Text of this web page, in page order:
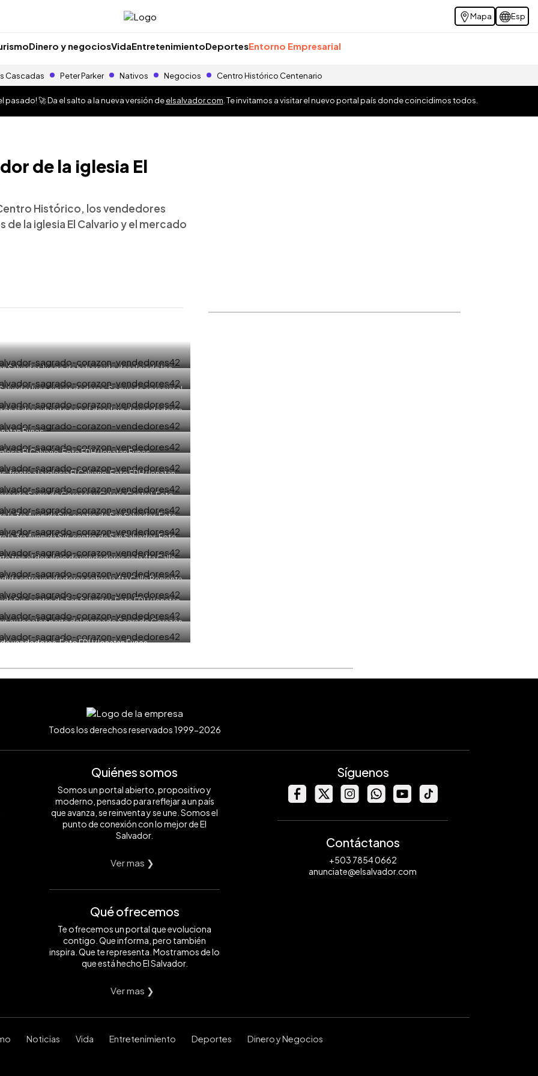
Mapa Esp
Dinero y negociosVidaEntretenimientoDeportesEntorno Empresarial
Cascadas Peter Parker Nativos Negocios Centro Histórico Centenario
pasado! 🚀 Da el salto a la nueva versión deelsalvador.com . Te invitamos a visitar el nuevo portal país donde coincidimos todos.
de la iglesia El
Histórico, los vendedores
la iglesia El Calvario y el mercado
WhatsApp
Copiar link
Salvador, luego de haber sido desalojado los
Jonatan Funes
luce sin vendedores. Se puede apreciar el
Foto EDH/Jonatan Funes
al descubierto con el desalojo de vendedores.
Funes
Funes
El Calvario. Foto EDH/Jonatan Funes
a la iglesia El Calvario. Foto EDH/Jonatan
Sagrado Corazón y Galería Central. Foto
Funes
3ra Avenida Sur, centro de San Salvador. Foto
Funes
3ra Avenida Sur, centro de San Salvador. Foto
Funes
tras el desalojo de vendedores en la 4ta Calle
Jonatan Funes
entre vendedores sobre la 4ta Calle Poniente,
Foto EDH/Jonatan Funes
Sur, centro de San Salvador. Foto EDH/Jonatan
su local es parte del mercado Sagrado Corazón.
Funes
vendedores. Foto EDH/Jonatan Funes
Todos los derechos reservados 1999-2026
Quiénes somos
Somos un portal abierto, propositivo y
moderno, pensado para reflejar a un país
que avanza, se reinventa y se une. Somos el
punto de conexión con lo mejor de El
Salvador.
Ver mas ❯
Qué ofrecemos
Te ofrecemos un portal que evoluciona
contigo. Que informa, pero también
inspira. Que te representa. Mostramos de lo
que está hecho El Salvador.
Ver mas ❯
Síguenos
Contáctanos
+503 7854 0662
anunciate@elsalvador.com
Noticias Vida Entretenimiento Deportes Dinero y Negocios